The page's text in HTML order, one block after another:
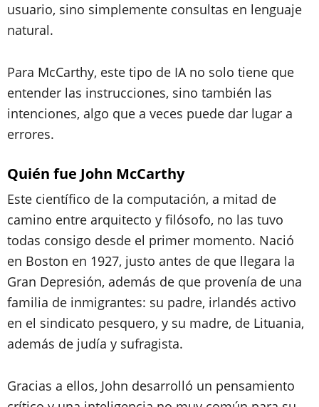
usuario, sino simplemente consultas en lenguaje
natural.
Para McCarthy, este tipo de IA no solo tiene que
entender las instrucciones, sino también las
intenciones, algo que a veces puede dar lugar a
errores.
Quién fue John McCarthy
Este científico de la computación, a mitad de
camino entre arquitecto y filósofo, no las tuvo
todas consigo desde el primer momento. Nació
en Boston en 1927, justo antes de que llegara la
Gran Depresión, además de que provenía de una
familia de inmigrantes: su padre, irlandés activo
en el sindicato pesquero, y su madre, de Lituania,
además de judía y sufragista.
Gracias a ellos, John desarrolló un pensamiento